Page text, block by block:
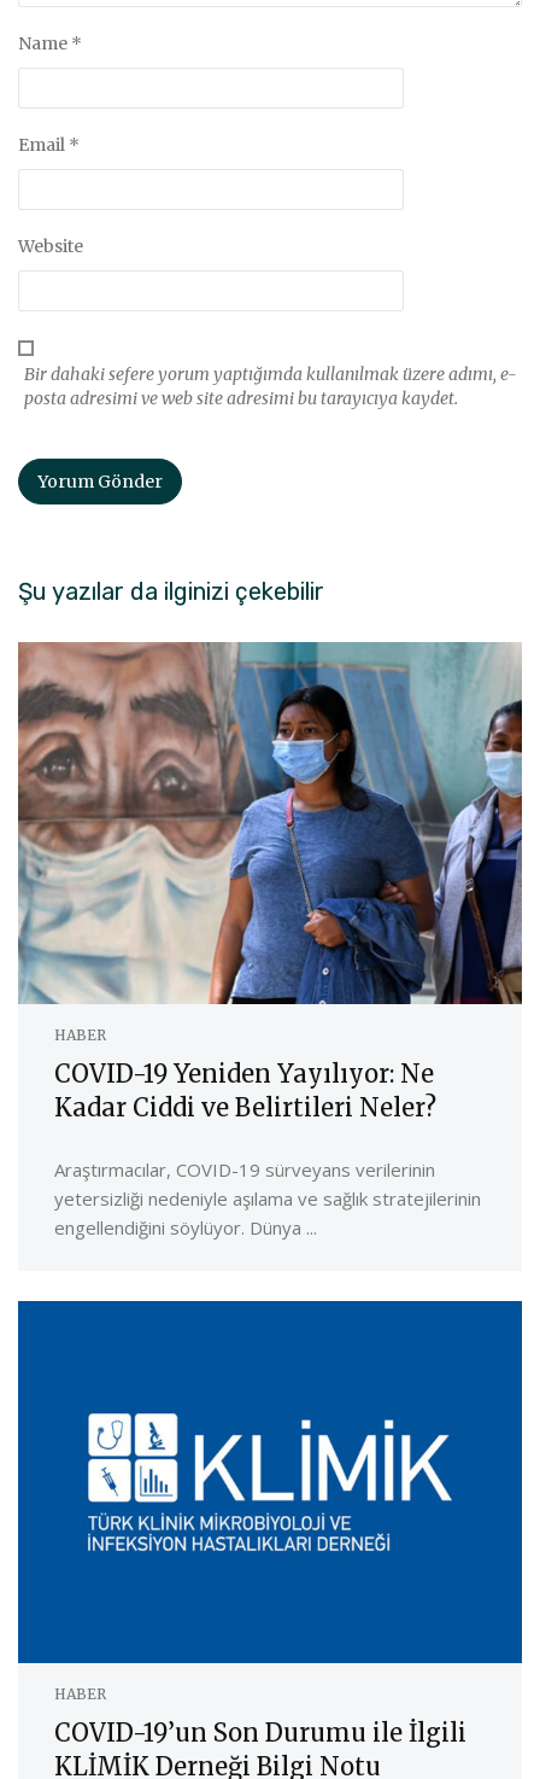
Name *
Email *
Website
Bir dahaki sefere yorum yaptığımda kullanılmak üzere adımı, e-
posta adresimi ve web site adresimi bu tarayıcıya kaydet.
Şu yazılar da ilginizi çekebilir
HABER
COVID-19 Yeniden Yayılıyor: Ne
Kadar Ciddi ve Belirtileri Neler?
Araştırmacılar, COVID-19 sürveyans verilerinin
yetersizliği nedeniyle aşılama ve sağlık stratejilerinin
engellendiğini söylüyor. Dünya ...
HABER
COVID-19’un Son Durumu ile İlgili
KLİMİK Derneği Bilgi Notu